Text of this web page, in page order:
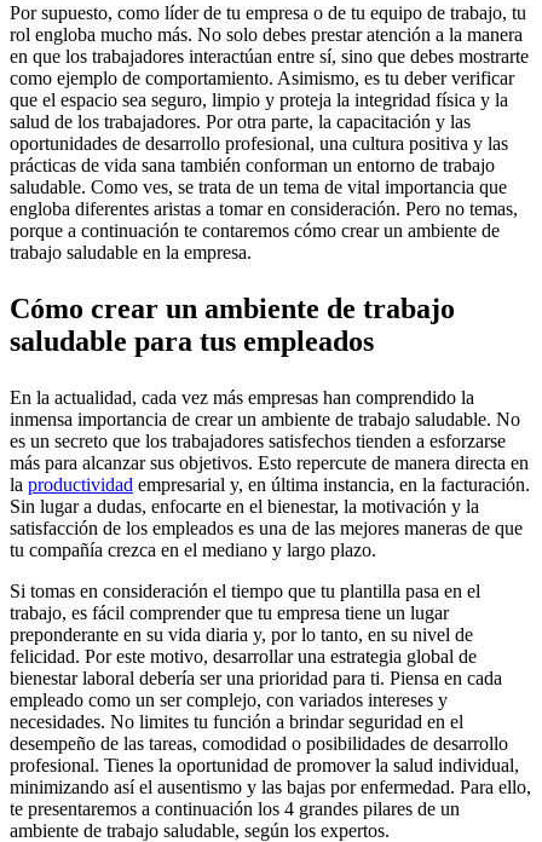
Por supuesto, como líder de tu empresa o de tu equipo de trabajo, tu
rol engloba mucho más. No solo debes prestar atención a la manera
en que los trabajadores interactúan entre sí, sino que debes mostrarte
como ejemplo de comportamiento. Asimismo, es tu deber verificar
que el espacio sea seguro, limpio y proteja la integridad física y la
salud de los trabajadores. Por otra parte, la capacitación y las
oportunidades de desarrollo profesional, una cultura positiva y las
prácticas de vida sana también conforman un entorno de trabajo
saludable. Como ves, se trata de un tema de vital importancia que
engloba diferentes aristas a tomar en consideración. Pero no temas,
porque a continuación te contaremos cómo crear un ambiente de
trabajo saludable en la empresa.
Cómo crear un ambiente de trabajo
saludable para tus empleados
En la actualidad, cada vez más empresas han comprendido la
inmensa importancia de crear un ambiente de trabajo saludable. No
es un secreto que los trabajadores satisfechos tienden a esforzarse
más para alcanzar sus objetivos. Esto repercute de manera directa en
la productividad empresarial y, en última instancia, en la facturación.
Sin lugar a dudas, enfocarte en el bienestar, la motivación y la
satisfacción de los empleados es una de las mejores maneras de que
tu compañía crezca en el mediano y largo plazo.
Si tomas en consideración el tiempo que tu plantilla pasa en el
trabajo, es fácil comprender que tu empresa tiene un lugar
preponderante en su vida diaria y, por lo tanto, en su nivel de
felicidad. Por este motivo, desarrollar una estrategia global de
bienestar laboral debería ser una prioridad para ti. Piensa en cada
empleado como un ser complejo, con variados intereses y
necesidades. No limites tu función a brindar seguridad en el
desempeño de las tareas, comodidad o posibilidades de desarrollo
profesional. Tienes la oportunidad de promover la salud individual,
minimizando así el ausentismo y las bajas por enfermedad. Para ello,
te presentaremos a continuación los 4 grandes pilares de un
ambiente de trabajo saludable, según los expertos.